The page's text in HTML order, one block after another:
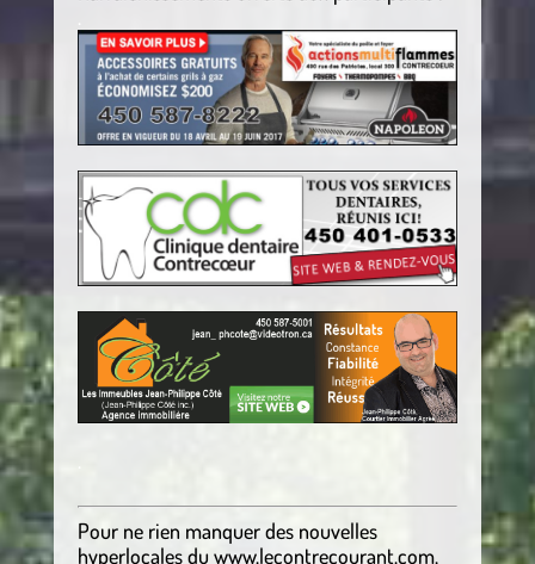
Pour ne rien manquer des nouvelles
hyperlocalesdu www.lecontrecourant.com,